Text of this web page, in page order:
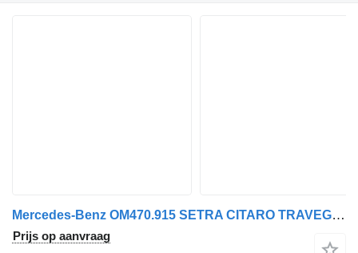
Mercedes-Benz OM470.915 SETRA CITARO TRAVEGO TOURISMO INTEGRO motor voor Mercedes-Benz vrachtwagen
Prijs op aanvraag